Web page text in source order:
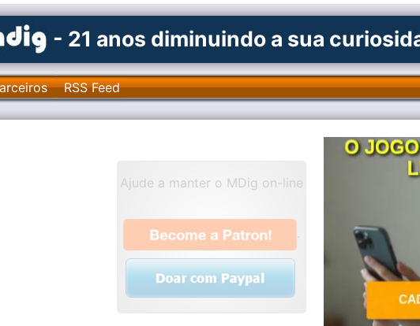
- 21 anos diminuindo a sua
RSS Feed
Ajude a manter o MDig on-line
.